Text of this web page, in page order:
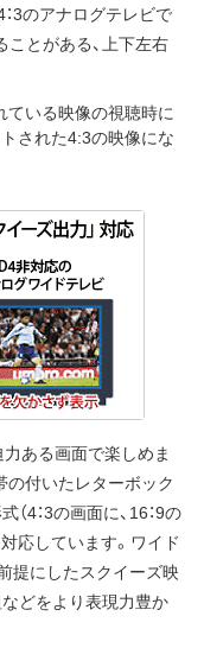
3のアナログテレビで
とがある、上下左右
ている映像の視聴時に
された4:3の映像にな
力ある画面で楽しめま
の付いたレターボック
4：3の画面に、16：9の
応しています。ワイド
提にしたスクイーズ映
どをより表現力豊か